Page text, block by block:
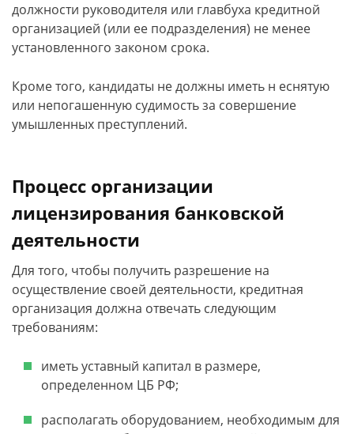
должности руководителя или главбуха кредитной
организацией (или ее подразделения) не менее
установленного законом срока.
Кроме того, кандидаты не должны иметь н еснятую
или непогашенную судимость за совершение
умышленных преступлений.
Процесс организации
лицензирования банковской
деятельности
Для того, чтобы получить разрешение на
осуществление своей деятельности, кредитная
организация должна отвечать следующим
требованиям:
иметь уставный капитал в размере,
определенном ЦБ РФ;
располагать оборудованием, необходимым для